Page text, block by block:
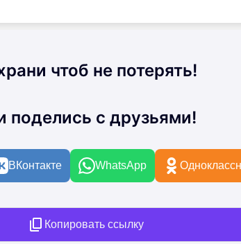
чтоб не потерять!
поделись с друзьями!
ВКонтакте WhatsApp
Копировать ссылку